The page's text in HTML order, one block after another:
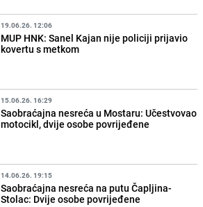
19.06.26. 12:06
MUP HNK: Sanel Kajan nije policiji prijavio
kovertu s metkom
15.06.26. 16:29
Saobraćajna nesreća u Mostaru: Učestvovao
motocikl, dvije osobe povrijeđene
14.06.26. 19:15
Saobraćajna nesreća na putu Čapljina-
Stolac: Dvije osobe povrijeđene